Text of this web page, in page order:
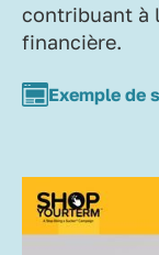
contribuant à
financière.
Exemple de